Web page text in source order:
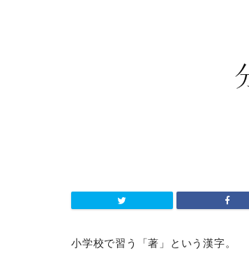
小学校で習う「著」という漢字。